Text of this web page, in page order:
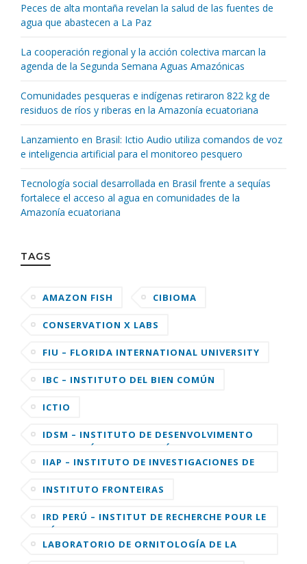
Peces de alta montaña revelan la salud de las fuentes de
agua que abastecen a La Paz
La cooperación regional y la acción colectiva marcan la
agenda de la Segunda Semana Aguas Amazónicas
Comunidades pesqueras e indígenas retiraron 822 kg de
residuos de ríos y riberas en la Amazonía ecuatoriana
Lanzamiento en Brasil: Ictio Audio utiliza comandos de voz
e inteligencia artificial para el monitoreo pesquero
Tecnología social desarrollada en Brasil frente a sequías
fortalece el acceso al agua en comunidades de la
Amazonía ecuatoriana
TAGS
AMAZON FISH CIBIOMA
CONSERVATION X LABS
FIU – FLORIDA INTERNATIONAL UNIVERSITY
IBC – INSTITUTO DEL BIEN COMÚN
ICTIO
IDSM – INSTITUTO DE DESENVOLVIMENTO
SUSTENTÁVEL MAMIRAUÁ
IIAP – INSTITUTO DE INVESTIGACIONES DE
INSTITUTO FRONTEIRAS
IRD PERÚ – INSTITUT DE RECHERCHE POUR LE
DÉVELOPPEMENT
LABORATORIO DE ORNITOLOGÍA DE LA